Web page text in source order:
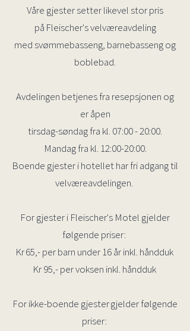
Våre gjester setter likevel stor pris
på Fleischer's velværeavdeling
med svømmebasseng, barnebasseng og
boblebad.
Avdelingen betjenes fra resepsjonen og
er åpen
tirsdag-søndag fra kl. 07:00 - 20:00.
Mandag fra kl. 12:00-20:00.
Boende gjester i hotellet har fri adgang til
velværeavdelingen.
For gjester i Fleischer's Motel gjelder
følgende priser:
Kr 65,- per barn under 16 år inkl. håndduk
Kr 95,- per voksen inkl. håndduk
For ikke-boende gjester gjelder følgende
priser: